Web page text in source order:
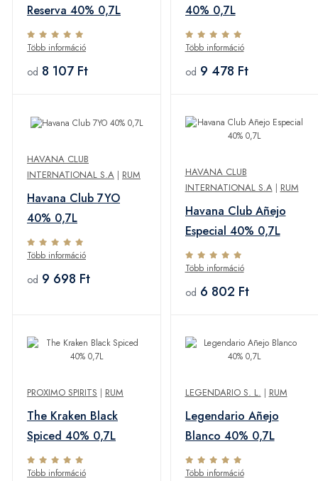
Reserva 40% 0,7L
Több információ
od 8 107 Ft
40% 0,7L
Több információ
od 9 478 Ft
HAVANA CLUB
INTERNATIONAL S.A | RUM
Havana Club 7YO
40% 0,7L
Több információ
od 9 698 Ft
HAVANA CLUB
INTERNATIONAL S.A| RUM
Havana Club Añejo
Especial 40% 0,7L
Több információ
od 6 802 Ft
PROXIMO SPIRITS | RUM
The Kraken Black
Spiced 40% 0,7L
Több információ
LEGENDARIO S. L. | RUM
Legendario Añejo
Blanco 40% 0,7L
Több információ